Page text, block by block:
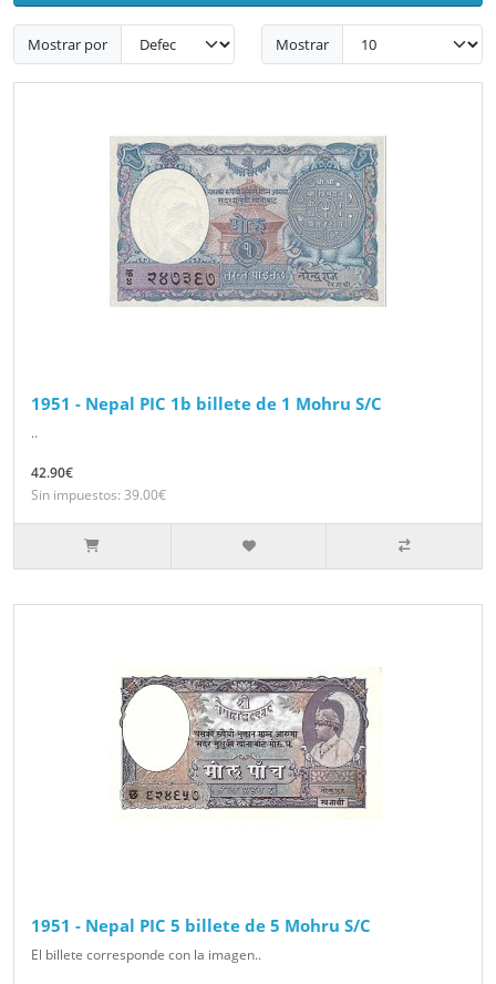
Mostrar por Mostrar
1951 - Nepal PIC 1b billete de 1 Mohru S/C
..
42.90€
Sin impuestos: 39.00€
1951 - Nepal PIC 5 billete de 5 Mohru S/C
El billete corresponde con la imagen..